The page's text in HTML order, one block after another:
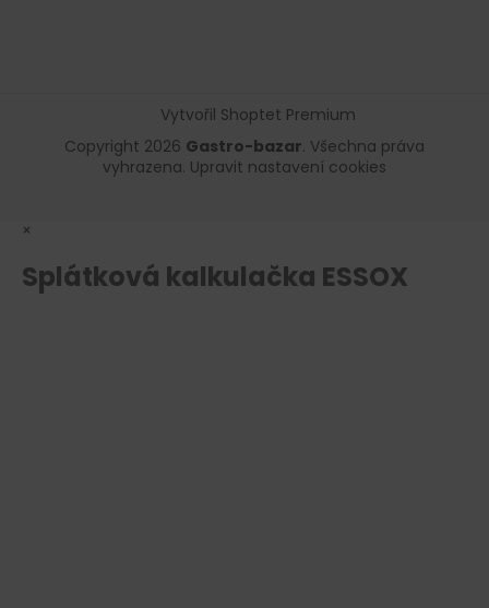
Vytvořil Shoptet Premium
Copyright 2026 Gastro-bazar. Všechna práva
vyhrazena. Upravit nastavení cookies
×
Splátková kalkulačka ESSOX